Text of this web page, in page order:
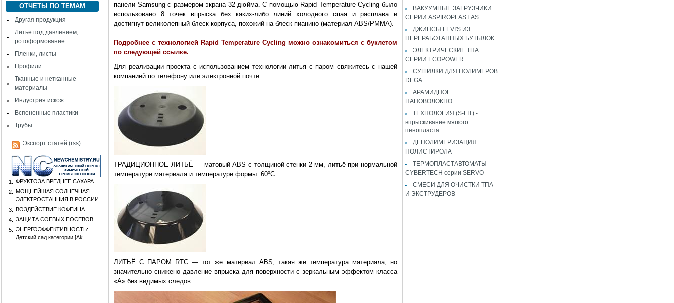
ОТЧЕТЫ ПО ТЕМАМ
Другая продукция
Литье под давлением,
ротоформование
Пленки, листы
Профили
Тканные и нетканные
материалы
Индустрия искож
Вспененные пластики
Трубы
Экспорт статей (rss)
1.
ФРУКТОЗА ВРЕДНЕЕ САХАРА
2.
МОЩНЕЙШАЯ СОЛНЕЧНАЯ
ЭЛЕКТРОСТАНЦИЯ В РОССИИ
3.
ВОЗДЕЙСТВИЕ КОФЕИНА
4.
ЗАЩИТА СОЕВЫХ ПОСЕВОВ
5.
ЭНЕРГОЭФФЕКТИВНОСТЬ:
Детский сад категории [Аk
панели Samsung с размером экрана 32 дюйма. С помощью Rapid Temperature Cycling было
использовано 8 точек впрыска без каких-либо линий холодного спая и расплава и
достигнут великолепный блеск корпуса, похожий на блеск пианино (материал ABS/PMMA).
Подробнее с технологией Rapid Temperature Cycling можно ознакомиться с буклетом
по следующей ссылке.
Для реализации проекта с использованием технологии литья с паром свяжитесь с нашей
компанией по телефону или электронной почте.
ТРАДИЦИОННОЕ ЛИТЬЁ — матовый ABS с толщиной стенки 2 мм, литьё при нормальной
температуре материала и температуре формы 60ºC
ЛИТЬЁ С ПАРОМ RTC — тот же материал ABS, такая же температура материала, но
значительно снижено давление впрыска для поверхности с зеркальным эффектом класса
«А» без видимых следов.
ВАКУУМНЫЕ ЗАГРУЗЧИКИ
СЕРИИ ASPIROPLAST AS
ДЖИНСЫ LEVI'S ИЗ
ПЕРЕРАБОТАННЫХ БУТЫЛОК
ЭЛЕКТРИЧЕСКИЕ ТПА
СЕРИИ ECOPOWER
СУШИЛКИ ДЛЯ ПОЛИМЕРОВ
DEGA
АРАМИДНОЕ
НАНОВОЛОКНО
ТЕХНОЛОГИЯ (S-FIT) -
впрыскивание мягкого
пенопласта
ДЕПОЛИМЕРИЗАЦИЯ
ПОЛИСТИРОЛА
ТЕРМОПЛАСТАВТОМАТЫ
CYBERTECH серии SERVO
СМЕСИ ДЛЯ ОЧИСТКИ ТПА
И ЭКСТРУДЕРОВ